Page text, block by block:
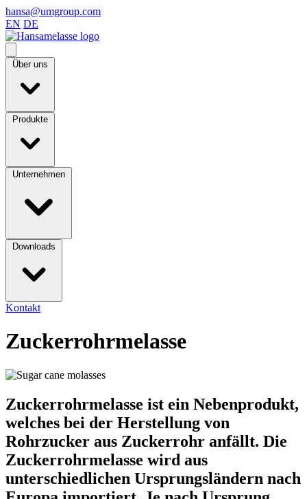
hansa@umgroup.com
EN DE
Über uns
Produkte
Unternehmen
Downloads
Kontakt
Zuckerrohrmelasse
Zuckerrohrmelasse ist ein Nebenprodukt,
welches bei der Herstellung von
Rohrzucker aus Zuckerrohr anfällt. Die
Zuckerrohrmelasse wird aus
unterschiedlichen Ursprungsländern nach